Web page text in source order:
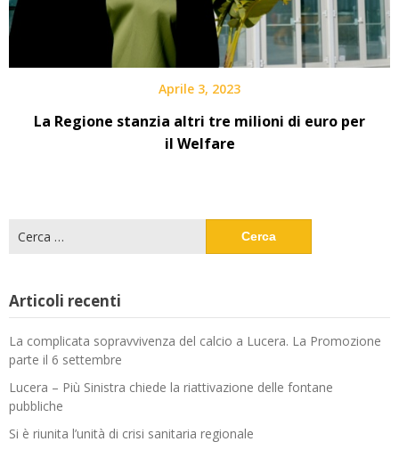
Aprile 3, 2023
La Regione stanzia altri tre milioni di euro per
il Welfare
per:
Articoli recenti
La complicata sopravvivenza del calcio a Lucera. La Promozione
parte il 6 settembre
Lucera – Più Sinistra chiede la riattivazione delle fontane
pubbliche
Si è riunita l’unità di crisi sanitaria regionale